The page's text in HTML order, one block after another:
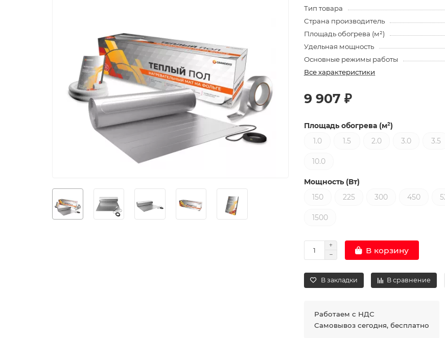
Тип товара
Страна производитель
Площадь обогрева (м²)
Удельная мощность
Основные режимы работы
Все характеристики
9 907 ₽
Площадь обогрева (м²)
1.0
1.5 2.0 3.0 3.5
10.0
Мощность (Вт)
150
225 300 450
1500
В корзину
В закладки В сравнение
Работаем с НДС
Самовывоз сегодня, бесплатно